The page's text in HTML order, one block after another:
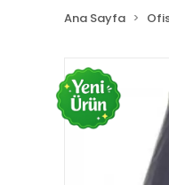
Ana Sayfa